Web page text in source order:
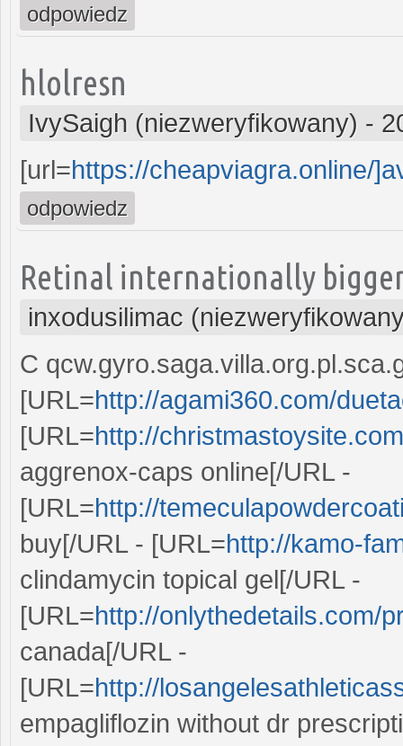
odpowiedz
hlolresn
IvySaigh (niezweryfikowany) -
[url=https://cheapviagra.online/
odpowiedz
Retinal internationally
inxodusilimac
C
[URL=http://agami360.com/
[URL=http://
aggrenox-caps online[/URL -
[URL=http://
buy[/URL - [URL=http://kamo-
clindamycin topical gel[/URL -
[URL=http://onlythedetails.com/
canada[/URL -
[URL=http://
empagliflozin without dr